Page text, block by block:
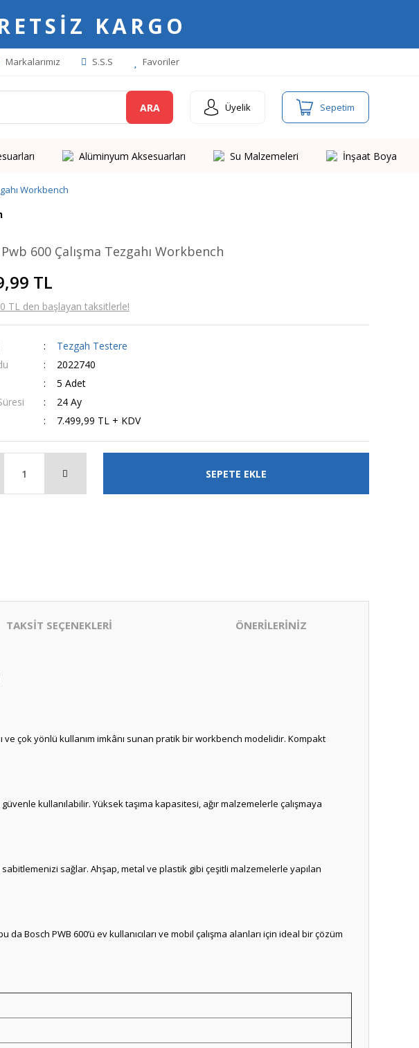
KARGO
Markalarımız S.S.S Favoriler
ARA Üyelik Sepetim
Alüminyum Aksesuarları Su Malzemeleri İnşaat Boya
Workbench
600 Çalışma Tezgahı Workbench
TL
TL den başlayan taksitlerle!
Tezgah Testere
2022740
5 Adet
24 Ay
7.499,99 TL + KDV
SEPETE EKLE
TAKSİT SEÇENEKLERİ ÖNERİLERİNİZ
ve çok yönlü kullanım imkânı sunan pratik bir workbench modelidir. Kompakt
kullanılabilir. Yüksek taşıma kapasitesi, ağır malzemelerle çalışmaya
sağlar. Ahşap, metal ve plastik gibi çeşitli malzemelerle yapılan
Bosch PWB 600’ü ev kullanıcıları ve mobil çalışma alanları için ideal bir çözüm